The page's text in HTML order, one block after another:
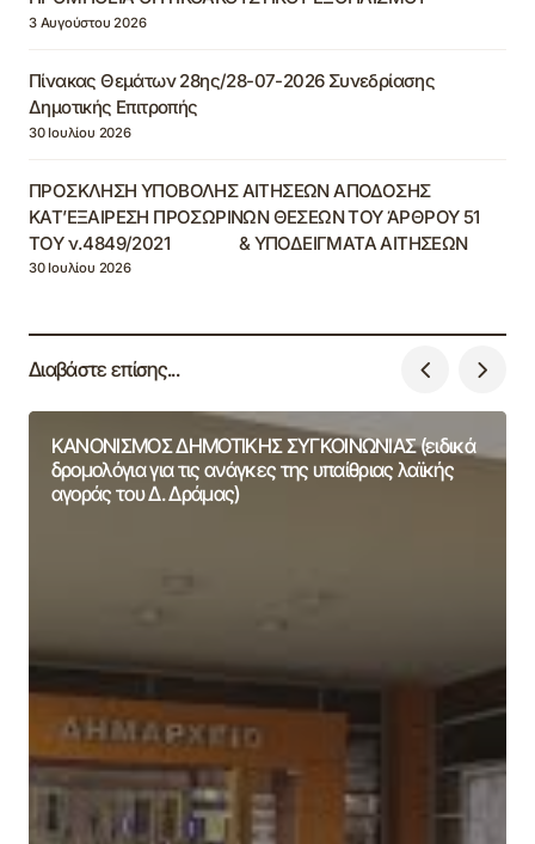
3 Αυγούστου 2026
Πίνακας Θεμάτων 28ης/28-07-2026 Συνεδρίασης
Δημοτικής Επιτροπής
30 Ιουλίου 2026
ΠΡΟΣΚΛΗΣΗ ΥΠΟΒΟΛΗΣ ΑΙΤΗΣΕΩΝ ΑΠΟΔΟΣΗΣ
ΚΑΤ’ΕΞΑΙΡΕΣΗ ΠΡΟΣΩΡΙΝΩΝ ΘΕΣΕΩΝ ΤΟΥ ΆΡΘΡΟΥ 51
ΤΟΥ ν.4849/2021 & ΥΠΟΔΕΙΓΜΑΤΑ ΑΙΤΗΣΕΩΝ
30 Ιουλίου 2026
Διαβάστε επίσης...
ΚΑΝΟΝΙΣΜΟΣ ΔΗΜΟΤΙΚΗΣ ΣΥΓΚΟΙΝΩΝΙΑΣ (ειδικά
δρομολόγια για τις ανάγκες της υπαίθριας λαϊκής
αγοράς του Δ. Δράμας)